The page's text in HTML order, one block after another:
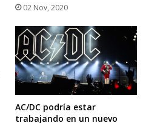
02 Nov, 2020
AC/DC podría estar
trabajando en un nuevo